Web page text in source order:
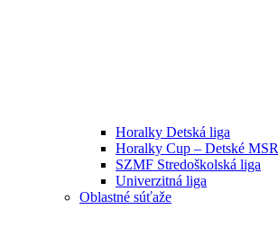
Horalky Detská liga
Horalky Cup – Detské MSR
SZMF Stredoškolská liga
Univerzitná liga
Oblastné súťaže